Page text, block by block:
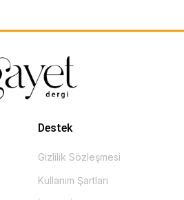
Destek
Gizlilik Sözleşmesi
Kullanım Şartları